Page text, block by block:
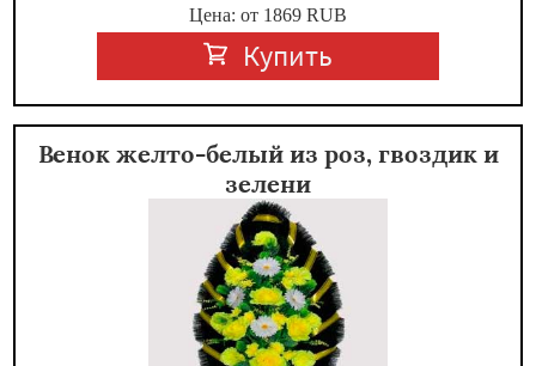
Цена: от 1869 RUB
Купить
Венок желто-белый из роз, гвоздик и
зелени